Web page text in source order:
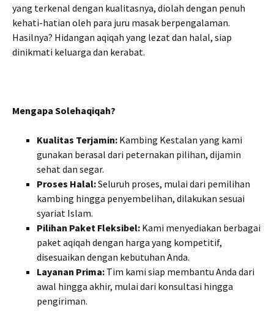
yang terkenal dengan kualitasnya, diolah dengan penuh
kehati-hatian oleh para juru masak berpengalaman.
Hasilnya? Hidangan aqiqah yang lezat dan halal, siap
dinikmati keluarga dan kerabat.
Mengapa Solehaqiqah?
Kualitas Terjamin: Kambing Kestalan yang kami
gunakan berasal dari peternakan pilihan, dijamin
sehat dan segar.
Proses Halal:Seluruh proses, mulai dari pemilihan
kambing hingga penyembelihan, dilakukan sesuai
syariat Islam.
Pilihan Paket Fleksibel: Kami menyediakan berbagai
paket aqiqah dengan harga yang kompetitif,
disesuaikan dengan kebutuhan Anda.
Layanan Prima: Tim kami siap membantu Anda dari
awal hingga akhir, mulai dari konsultasi hingga
pengiriman.